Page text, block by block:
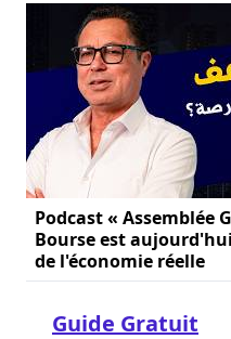
Podcast « Assemblée
Bourse est
de l'économie réelle
Guide Gratuit